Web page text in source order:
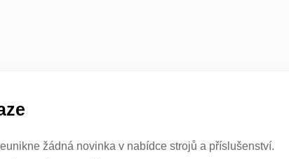
žádná novinka v nabídce strojů a příslušenství.